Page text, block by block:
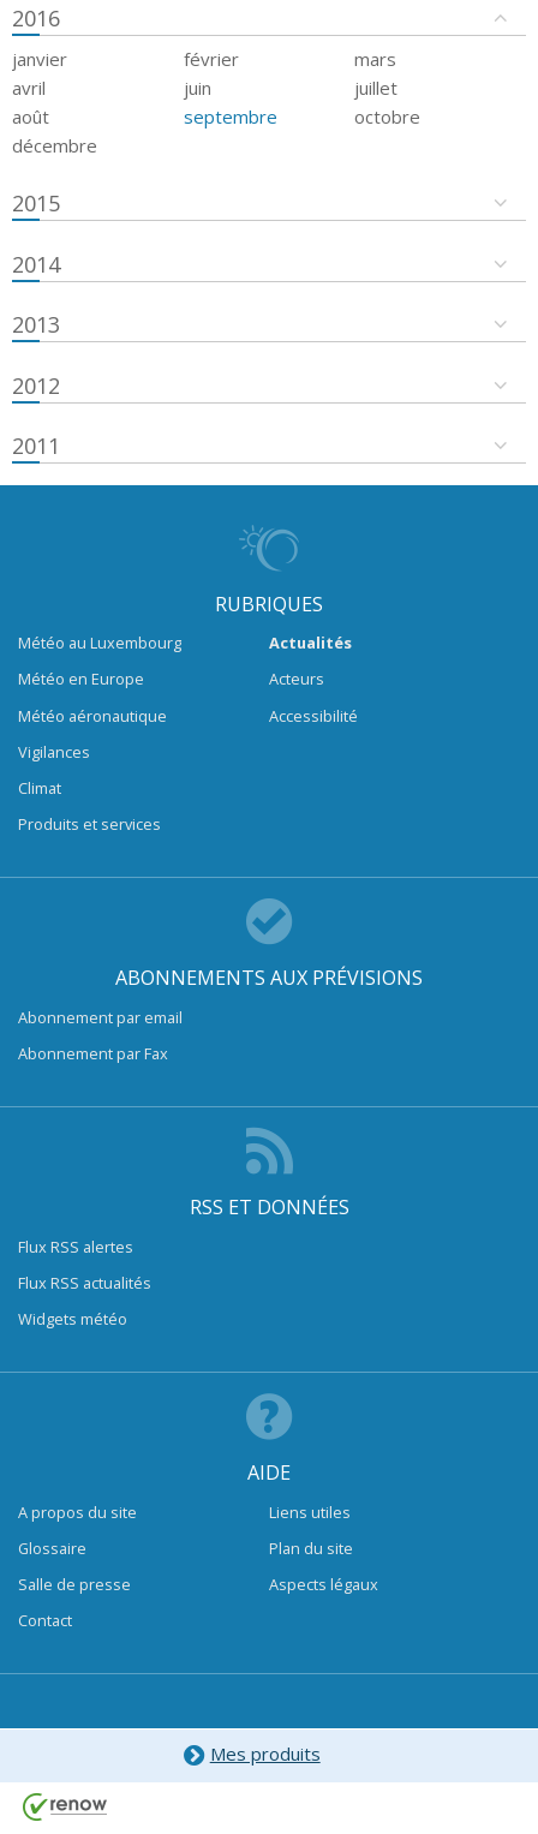
2016
janvier février
mars
avril
juin
juillet
août
septembre
octobre
décembre
2015
2014
2013
2012
2011
RUBRIQUES
Météo au Luxembourg
Météo en Europe
Météo aéronautique
Vigilances
Climat
Produits et services
Actualités
Acteurs
Accessibilité
ABONNEMENTS AUX PRÉVISIONS
Abonnement par email
Abonnement par Fax
RSS ET DONNÉES
Flux RSS alertes
Flux RSS actualités
Widgets météo
AIDE
A propos du site
Glossaire
Salle de presse
Contact
Liens utiles
Plan du site
Aspects légaux
Mes produits